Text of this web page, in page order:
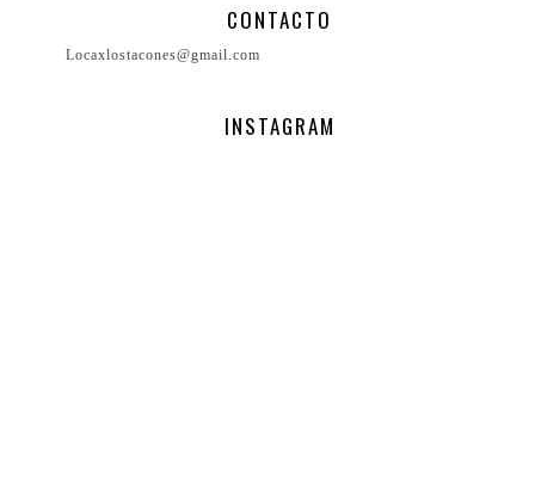
CONTACTO
Locaxlostacones@gmail.com
INSTAGRAM